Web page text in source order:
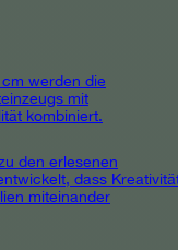
werden die
mit
kombiniert.
den erlesenen
dass
miteinander